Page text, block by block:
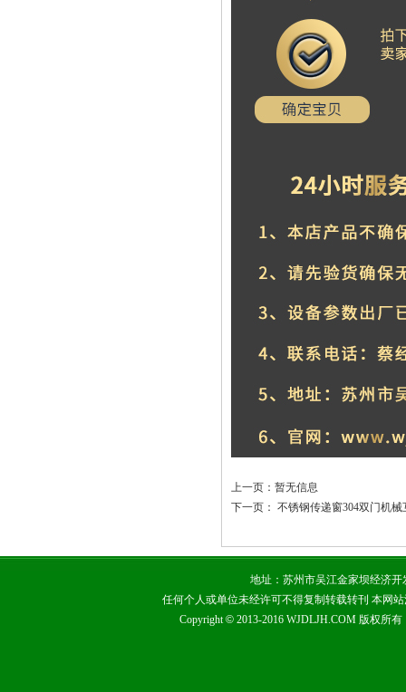
上一页：暂无信息
下一页： 不锈钢传递窗304双门机
地址：苏州市吴江金家坝经济开
任何个人或单位未经许可不得复制转载转刊 本网
Copyright©2013-2016 WJDLJH.COM 版权所